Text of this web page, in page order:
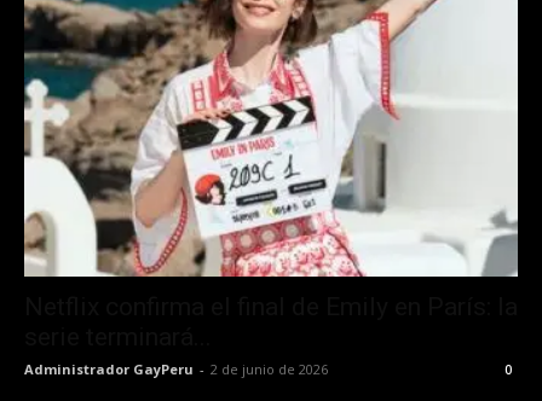
Administrador GayPeru - 2 de junio de 2026 0